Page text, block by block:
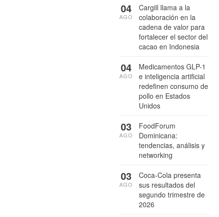
Cargill llama a la
colaboración en la
cadena de valor para
fortalecer el sector del
cacao en Indonesia
04
AGO
Medicamentos GLP-1
e inteligencia artificial
redefinen consumo de
pollo en Estados
Unidos
04
AGO
FoodForum
Dominicana:
tendencias, análisis y
networking
03
AGO
Coca-Cola presenta
sus resultados del
segundo trimestre de
2026
03
AGO